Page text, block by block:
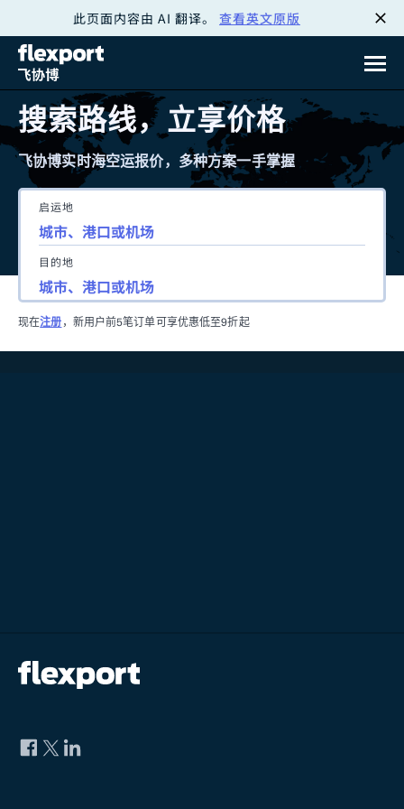
此页面内容由 AI 翻译。 查看英文原版
搜索路线，立享价格
飞协博实时海空运报价，多种方案一手掌握
启运地
目的地
现在注册 ，新用户前5笔订单可享优惠低至9折起